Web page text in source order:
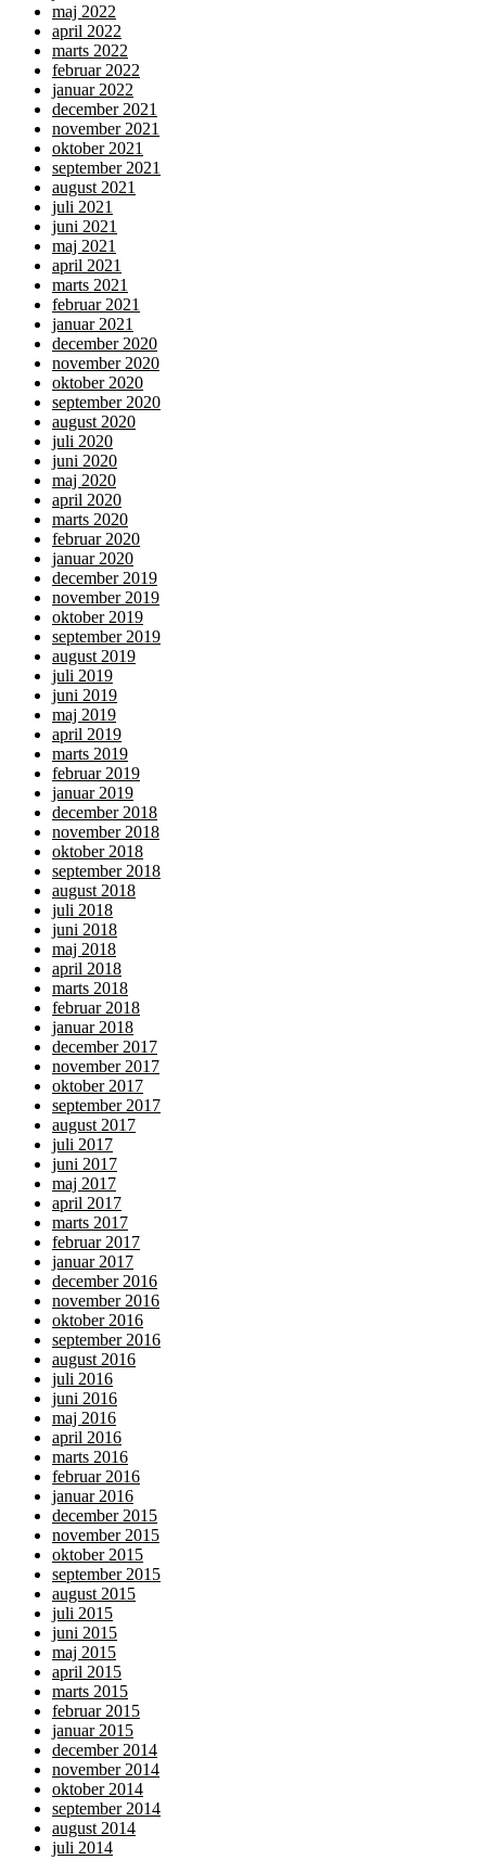
maj 2022
april 2022
marts 2022
februar 2022
januar 2022
december 2021
november 2021
oktober 2021
september 2021
august 2021
juli 2021
juni 2021
maj 2021
april 2021
marts 2021
februar 2021
januar 2021
december 2020
november 2020
oktober 2020
september 2020
august 2020
juli 2020
juni 2020
maj 2020
april 2020
marts 2020
februar 2020
januar 2020
december 2019
november 2019
oktober 2019
september 2019
august 2019
juli 2019
juni 2019
maj 2019
april 2019
marts 2019
februar 2019
januar 2019
december 2018
november 2018
oktober 2018
september 2018
august 2018
juli 2018
juni 2018
maj 2018
april 2018
marts 2018
februar 2018
januar 2018
december 2017
november 2017
oktober 2017
september 2017
august 2017
juli 2017
juni 2017
maj 2017
april 2017
marts 2017
februar 2017
januar 2017
december 2016
november 2016
oktober 2016
september 2016
august 2016
juli 2016
juni 2016
maj 2016
april 2016
marts 2016
februar 2016
januar 2016
december 2015
november 2015
oktober 2015
september 2015
august 2015
juli 2015
juni 2015
maj 2015
april 2015
marts 2015
februar 2015
januar 2015
december 2014
november 2014
oktober 2014
september 2014
august 2014
juli 2014